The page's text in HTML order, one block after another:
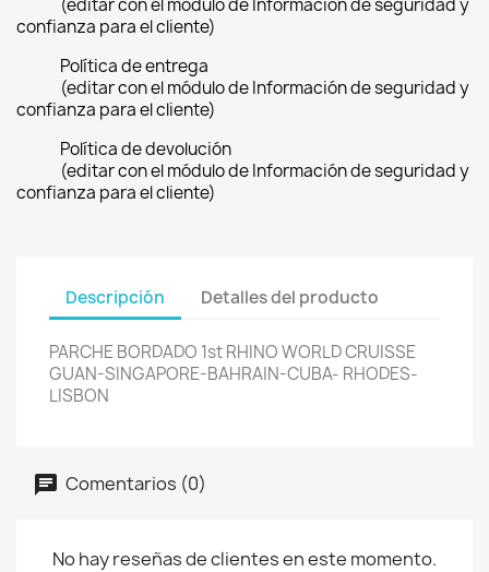
(editar con el módulo de Información de seguridad y
confianza para el cliente)
Política de entrega
(editar con el módulo de Información de seguridad y
confianza para el cliente)
Política de devolución
(editar con el módulo de Información de seguridad y
confianza para el cliente)
Descripción Detalles del producto
PARCHE BORDADO 1st RHINO WORLD CRUISSE
GUAN-SINGAPORE-BAHRAIN-CUBA- RHODES-
LISBON
Comentarios (0)
No hay reseñas de clientes en este momento.